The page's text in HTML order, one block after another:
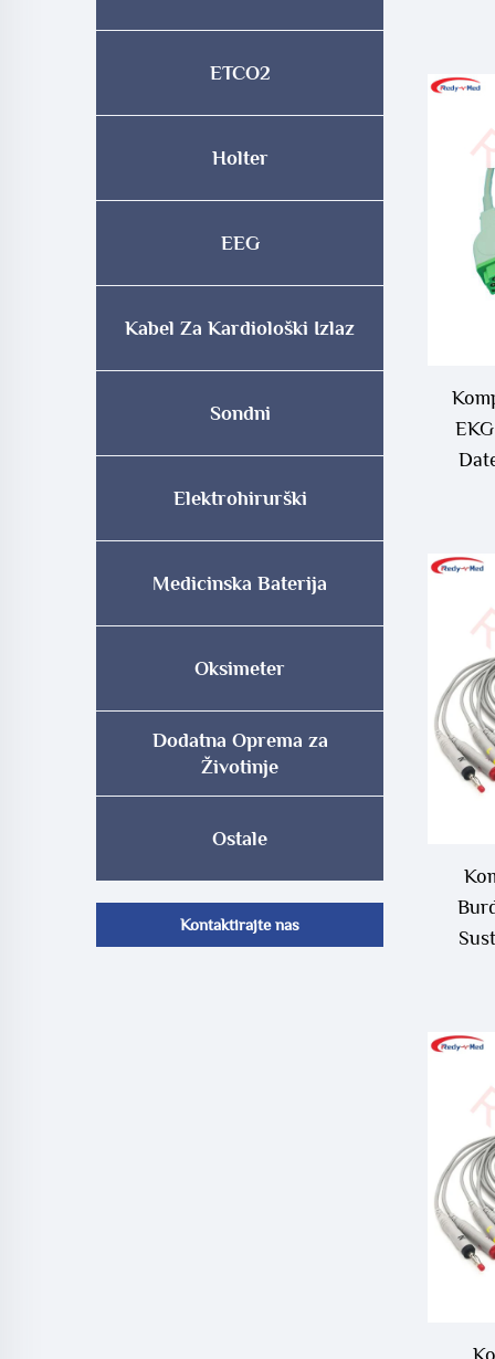
ETCO2
Holter
EEG
Kabel Za Kardiološki Izlaz
Sondni
Elektrohirurški
Medicinska Baterija
Oksimeter
Dodatna Oprema za
Životinje
Ostale
Kontaktirajte nas